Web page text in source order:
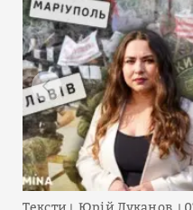
Тексти Юрій Луканов